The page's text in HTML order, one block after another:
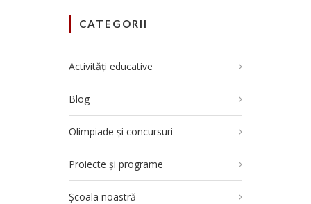
CATEGORII
Activități educative
Blog
Olimpiade și concursuri
Proiecte și programe
Școala noastră